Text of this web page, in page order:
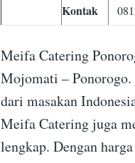
Kontak
Meifa Catering
Mojomati –
dari masakan
Meifa Catering juga
lengkap. Dengan